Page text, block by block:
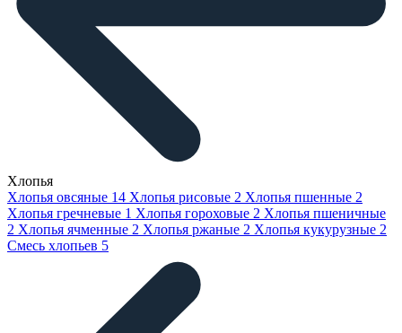
Хлопья
Хлопья овсяные 14 Хлопья рисовые 2 Хлопья пшенные 2
Хлопья гречневые 1 Хлопья гороховые 2 Хлопья пшеничные
2 Хлопья ячменные 2 Хлопья ржаные 2 Хлопья кукурузные 2
Смесь хлопьев 5